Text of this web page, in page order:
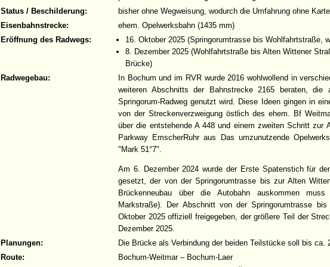
Status / Beschilderung:
bisher ohne Wegweisung, wodurch die Umfahrung ohne
Eisenbahnstrecke:
ehem. Opelwerksbahn (1435 mm)
Eröffnung des Radwegs:
16. Oktober 2025 (Springorumtrasse bis Wohlfahrtstraße,
8. Dezember 2025 (Wohlfahrtstraße bis Alten Wittener
Brücke)
Radwegebau:
In Bochum und im RVR wurde 2016 wohlwollend in
weiteren Abschnitts der Bahnstrecke 2165 beraten,
Springorum-Radweg genutzt wird. Diese Ideen gingen in
von der Streckenverzweigung östlich des ehem. Bf
über die entstehende A 448 und einem zweiten Schritt zur
Parkway EmscherRuhr aus Das umzunutzende
"Mark 51°7".
Am 6. Dezember 2024 wurde der Erste Spatenstich für
gesetzt, der von der Springorumtrasse bis zur Alten
Brückenneubau über die Autobahn auskommen
Markstraße). Der Abschnitt von der Springorumtrasse
Oktober 2025 offiziell freigegeben, der größere Teil der
Dezember 2025.
Planungen:
Die Brücke als Verbindung der beiden Teilstücke soll bis ca.
Route:
Bochum-Weitmar – Bochum-Laer